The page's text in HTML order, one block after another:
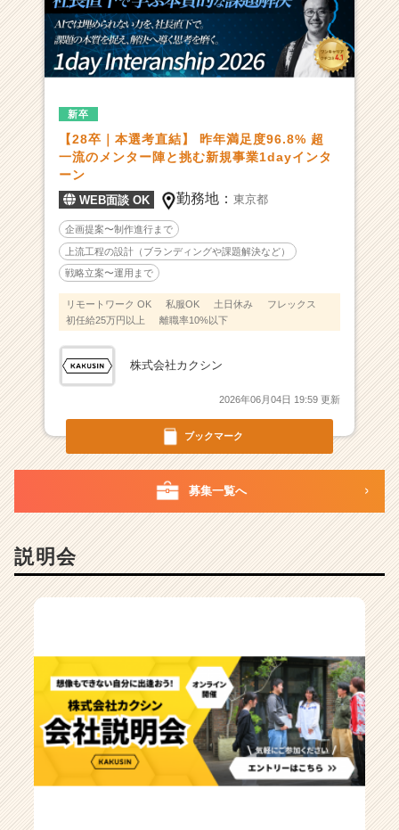
ッ
ピ
ン
グ
設
計
ど
広
く
チ
ャ
レ
ン
で
|
ャ
ー・
企
ウ
ト
が
届
ブックマーク
新卒
【28卒｜本選考直結】 昨年満足度96.8% 超
一流のメンター陣と挑む新規事業1dayインタ
ーン
WEB面談 OK 勤務地：東京都
企画提案〜制作進行まで
上流工程の設計（ブランディングや課題解決など）
戦略立案〜運用まで
リモートワーク OK 私服OK 土日休み
フレックス
初任給25万円以上
離職率10%以下
株式会社カクシン
2026年06月04日 19:59 更新
募集一覧へ
説明会